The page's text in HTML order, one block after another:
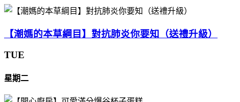
【潮媽的本草綱目】對抗肺炎你要知（送禮升級）
TUE
星期二